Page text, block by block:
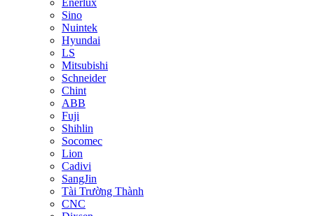
Enerlux
Sino
Nuintek
Hyundai
LS
Mitsubishi
Schneider
Chint
ABB
Fuji
Shihlin
Socomec
Lion
Cadivi
SangJin
Tài Trường Thành
CNC